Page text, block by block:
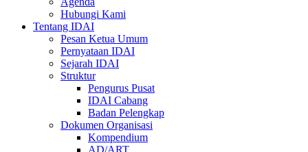
Hubungi Kami
Tentang IDAI
Pesan Ketua Umum
Pernyataan IDAI
Sejarah IDAI
Struktur
Pengurus Pusat
IDAI Cabang
Badan Pelengkap
Dokumen Organisasi
Kompendium
AD/ART